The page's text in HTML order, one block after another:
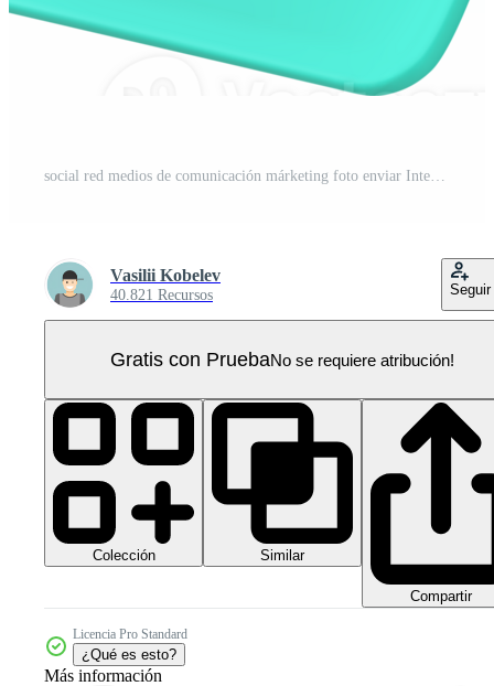
social red medios de comunicación márketing foto enviar Internet comunicación Blog vlog 3d icono PNG Pro
Vasilii Kobelev
40.821 Recursos Seguir
Gratis con PruebaNo se requiere atribución!
Colección Similar
Compartir
Licencia Pro Standard
¿Qué es esto?
Más información